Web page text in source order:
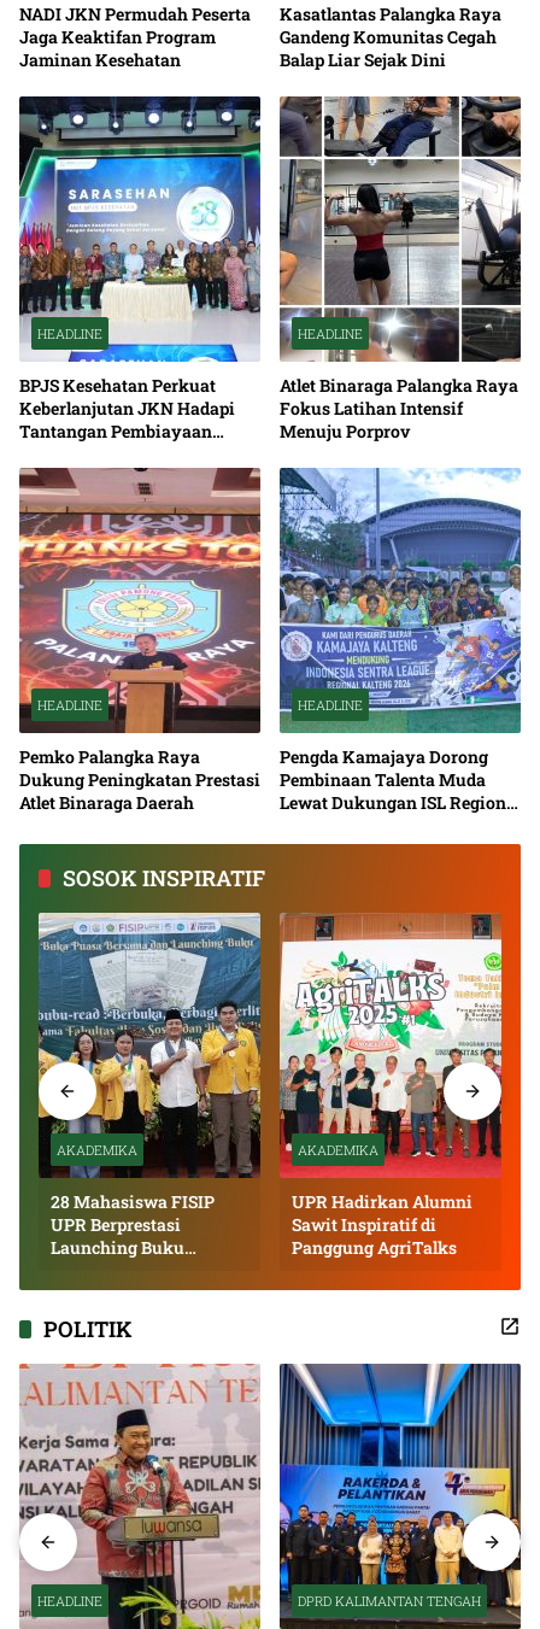
NADI JKN Permudah Peserta
Jaga Keaktifan Program
Jaminan Kesehatan
Kasatlantas Palangka Raya
Gandeng Komunitas Cegah
Balap Liar Sejak Dini
HEADLINE
BPJS Kesehatan Perkuat
Keberlanjutan JKN Hadapi
Tantangan Pembiayaan
HEADLINE
Atlet Binaraga Palangka Raya
Fokus Latihan Intensif
Menuju Porprov
HEADLINE
Pemko Palangka Raya
Dukung Peningkatan Prestasi
Atlet Binaraga Daerah
HEADLINE
Pengda Kamajaya Dorong
Pembinaan Talenta Muda
Lewat Dukungan ISL Regional
SOSOK INSPIRATIF
AKADEMIKA
28 Mahasiswa FISIP
UPR Berprestasi
Launching Buku
AKADEMIKA
UPR Hadirkan Alumni
Sawit Inspiratif di
Panggung AgriTalks
POLITIK
HEADLINE DPRD KALIMANTAN TENGAH